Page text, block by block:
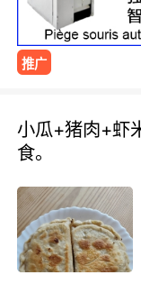
推广
小瓜+猪肉+虾
食。